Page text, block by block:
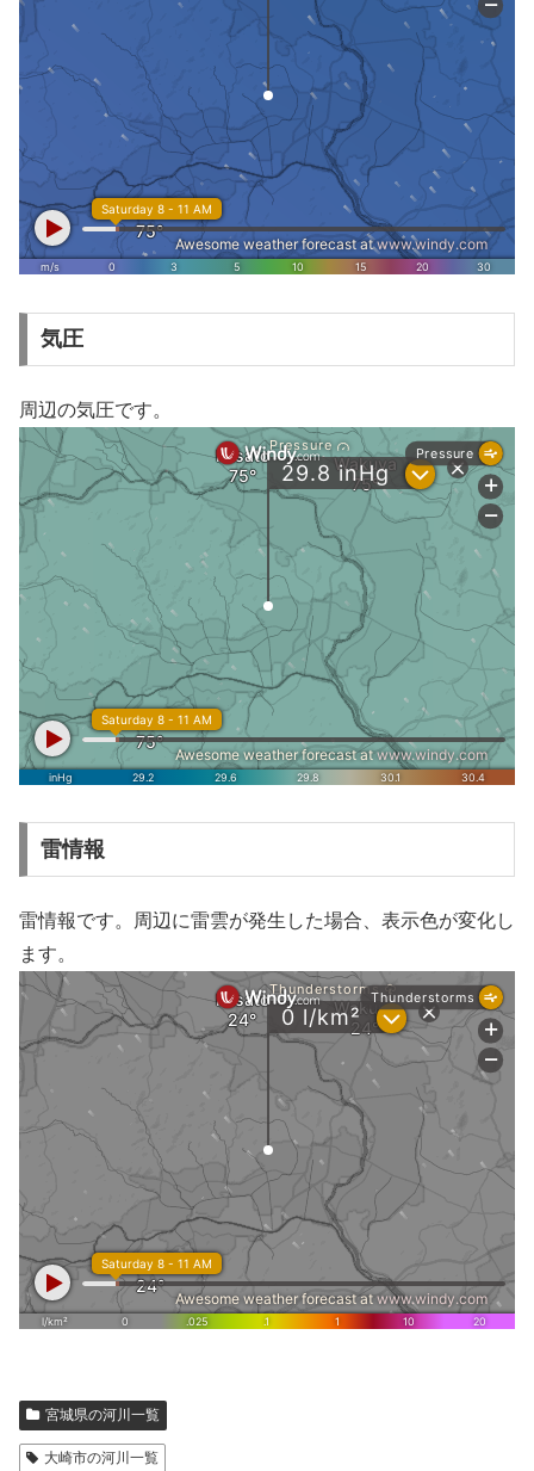
気圧
周辺の気圧です。
雷情報
雷情報です。周辺に雷雲が発生した場合、表示色が変化し
ます。
宮城県の河川一覧
大崎市の河川一覧